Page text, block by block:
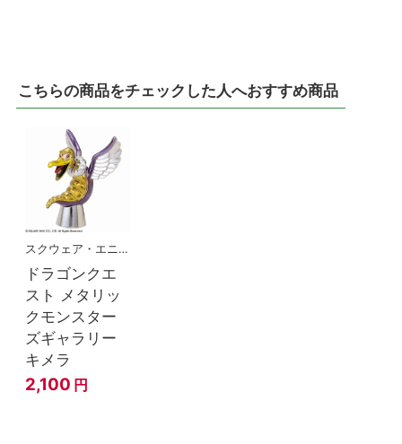
こちらの商品をチェックした人へおすすめ商品
スクウェア・エニックス
ドラゴンクエ
スト メタリッ
クモンスター
ズギャラリー
キメラ
2,100 円